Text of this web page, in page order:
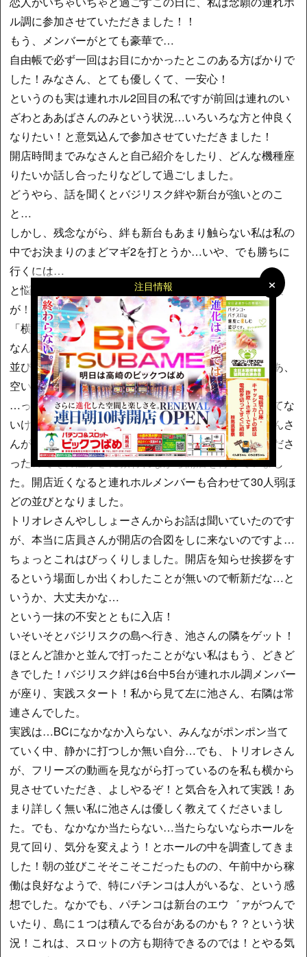
×
×
注目情報
ル調に参加させていただきました！！
もう、メンバーがとても豪華で…
自由帳で必ず一回はお目にかかったとこのある方ばかりで
した！みなさん、とても優しくて、一安心！
というのも実は連れホル2回目の私ですが前回は連れのい
ざわとああばさんのみという状況…いろいろな方と仲良く
なりたい！と意気込んで参加させていただきました！
開店時間までみなさんと自己紹介をしたり、どんな機種座
りたいか話し合ったりなどして過ごしました。
どうやら、話を聞くとバジリスク絆や新台が強いとのこ
と…
しかし、残念ながら、絆も新台もあまり触らない私は私の
中でお決まりのまどマギ2を打とうか…いや、でも勝ちに
行くには…
と悩んでいると前に並んでいた池さんから思わぬお言葉
が！
「横に座れたら、教えますよ」
なんて、優しいんだ！！！！
並びとしてもまぁ、おそらく横は取れるだろう！じゃあ、
空いてたら絆すわろー！
…っていうか、常連さんが、話に聞いていたよりは来てな
いけど大丈夫か？と思いながら、寒空の下、つーちゃんさ
んが、ホットの飲み物を差し入れとして持ってきてくださ
ったのでその温かさに救われながら開店を待っていまし
た。開店近くなると連れホルメンバーも合わせて30人弱ほ
どの並びとなりました。
トリオレさんやししょーさんからお話は聞いていたのです
が、本当に店員さんが開店の合図をしに来ないのですよ…
ちょっとこれはびっくりしました。開店を知らせ挨拶をす
るという場面しか出くわしたことが無いので斬新だな…と
いうか、大丈夫かな…
という一抹の不安とともに入店！
いそいそとバジリスクの島へ行き、池さんの隣をゲット！
ほとんど誰かと並んで打ったことがない私はもう、どきど
きでした！バジリスク絆は6台中5台が連れホル調メンバー
が座り、実践スタート！私から見て左に池さん、右隣は常
連さんでした。
実践は…BCになかなか入らない、みんながポンポン当て
ていく中、静かに打つしか無い自分…でも、トリオレさん
が、フリーズの動画を見ながら打っているのを私も横から
見させていただき、よしやるぞ！と気合を入れて実践！あ
まり詳しく無い私に池さんは優しく教えてくださいまし
た。でも、なかなか当たらない…当たらないならホールを
見て回り、気分を変えよう！とホールの中を調査してきま
した！朝の並びこそそこそこだったものの、午前中から稼
働は良好なようで、特にパチンコは人がいるな、という感
想でした。なかでも、パチンコは新台のエウ゛ァがつんで
いたり、島に１つは積んでる台があるのかも？？という状
況！これは、スロットの方も期待できるのでは！とやる気